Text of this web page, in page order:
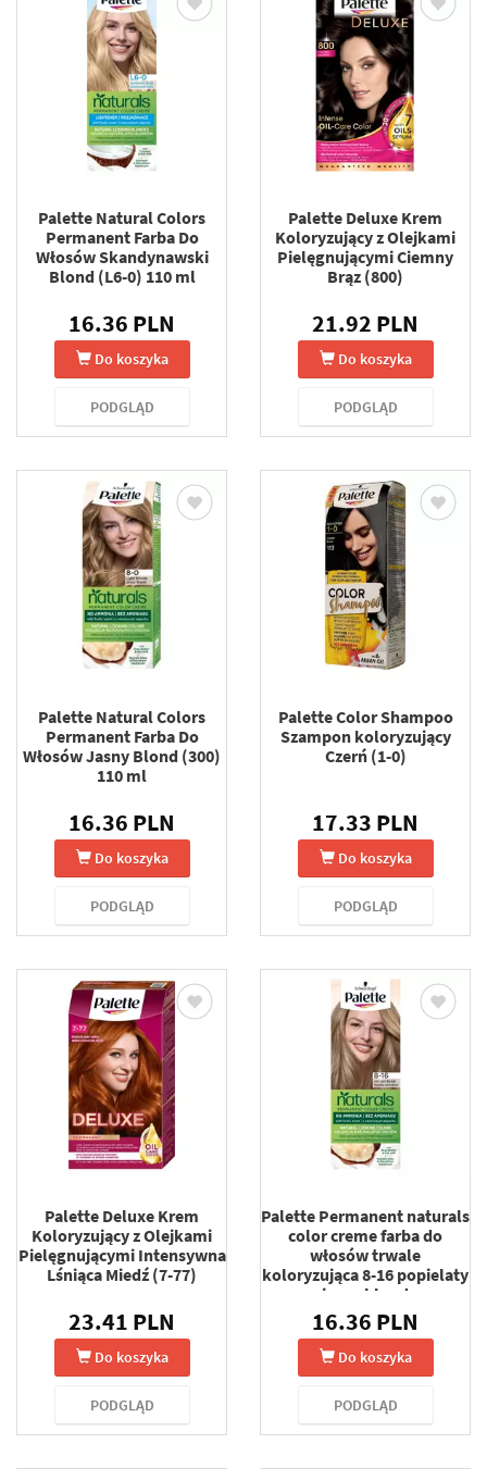
Palette Natural Colors
Permanent Farba Do
Włosów Skandynawski
Blond (L6-0) 110 ml
16.36 PLN
Do koszyka
PODGLĄD
Palette Deluxe Krem
Koloryzujący z Olejkami
Pielęgnującymi Ciemny
Brąz (800)
21.92 PLN
Do koszyka
PODGLĄD
Palette Natural Colors
Permanent Farba Do
Włosów Jasny Blond (300)
110 ml
16.36 PLN
Do koszyka
PODGLĄD
Palette Color Shampoo
Szampon koloryzujący
Czerń (1-0)
17.33 PLN
Do koszyka
PODGLĄD
Palette Deluxe Krem
Koloryzujący z Olejkami
Pielęgnującymi Intensywna
Lśniąca Miedź (7-77)
23.41 PLN
Do koszyka
PODGLĄD
Palette Permanent naturals
color creme farba do
włosów trwale
koloryzująca 8-16 popielaty
jasny blond
16.36 PLN
Do koszyka
PODGLĄD